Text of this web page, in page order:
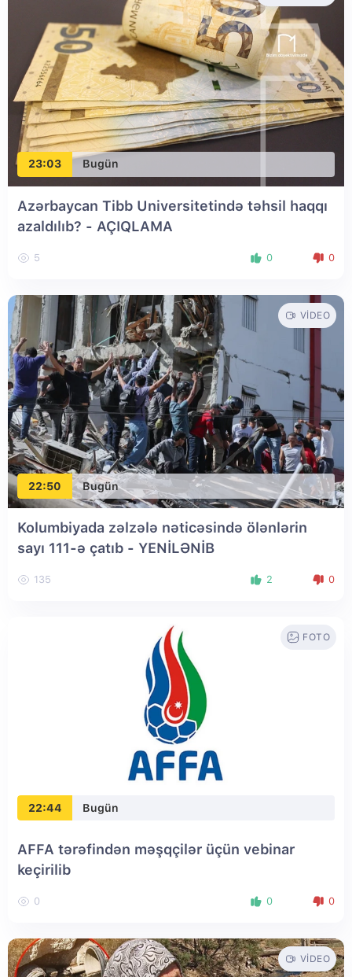
23:03 Bugün
Azərbaycan Tibb Universitetində təhsil haqqı
azaldılıb? - AÇIQLAMA
5 0 0
22:50 Bugün
VIDEO
Kolumbiyada zəlzələ nəticəsində ölənlərin
sayı 111-ə çatıb - YENİLƏNİB
135 2 0
22:44 Bugün
FOTO
AFFA tərəfindən məşqçilər üçün vebinar
keçirilib
0 0 0
VIDEO